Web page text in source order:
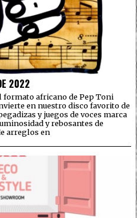
2022
formato africano de Pep Toni
en nuestro disco favorito de
y juegos de voces marca
y rebosantes de
arreglos en